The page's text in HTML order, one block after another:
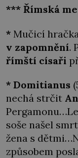
*** Římská
* Mučicí
v zapomnění.
římští císaři
* Domitianus
nechá strčit
soše našel
žena s
způsobem